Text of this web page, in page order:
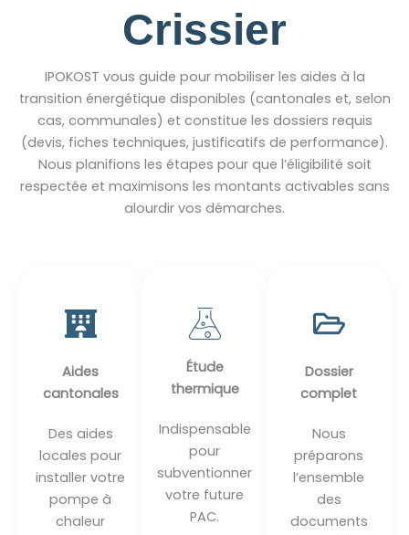
Crissier
IPOKOST vous guide pour mobiliser les aides à la
transition énergétique disponibles (cantonales et, selon
cas, communales) et constitue les dossiers requis
(devis, fiches techniques, justificatifs de performance).
Nous planifions les étapes pour que l’éligibilité soit
respectée et maximisons les montants activables sans
alourdir vos démarches.
Aides
cantonales
Des aides
locales pour
installer votre
pompe à
chaleur
Étude
thermique
Indispensable
pour
subventionner
votre future
PAC.
Dossier
complet
Nous
préparons
l’ensemble
des
documents